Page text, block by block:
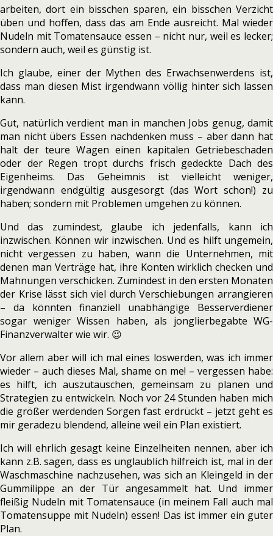
arbeiten, dort ein bisschen sparen, ein bisschen Verzicht
üben und hoffen, dass das am Ende ausreicht. Mal wieder
Nudeln mit Tomatensauce essen – nicht nur, weil es lecker;
sondern auch, weil es günstig ist.
Ich glaube, einer der Mythen des Erwachsenwerdens ist,
dass man diesen Mist irgendwann völlig hinter sich lassen
kann.
Gut, natürlich verdient man in manchen Jobs genug, damit
man nicht übers Essen nachdenken muss – aber dann hat
halt der teure Wagen einen kapitalen Getriebeschaden
oder der Regen tropt durchs frisch gedeckte Dach des
Eigenheims. Das Geheimnis ist vielleicht weniger,
irgendwann endgültig ausgesorgt (das Wort schon!) zu
haben; sondern mit Problemen umgehen zu können.
Und das zumindest, glaube ich jedenfalls, kann ich
inzwischen. Können wir inzwischen. Und es hilft ungemein,
nicht vergessen zu haben, wann die Unternehmen, mit
denen man Verträge hat, ihre Konten wirklich checken und
Mahnungen verschicken. Zumindest in den ersten Monaten
der Krise lässt sich viel durch Verschiebungen arrangieren
– da könnten finanziell unabhängige Besserverdiener
sogar weniger Wissen haben, als jonglierbegabte WG-
Finanzverwalter wie wir. 😉
Vor allem aber will ich mal eines loswerden, was ich immer
wieder – auch dieses Mal, shame on me! – vergessen habe:
es hilft, ich auszutauschen, gemeinsam zu planen und
Strategien zu entwickeln. Noch vor 24 Stunden haben mich
die größer werdenden Sorgen fast erdrückt – jetzt geht es
mir geradezu blendend, alleine weil ein Plan existiert.
Ich will ehrlich gesagt keine Einzelheiten nennen, aber ich
kann z.B. sagen, dass es unglaublich hilfreich ist, mal in der
Waschmaschine nachzusehen, was sich an Kleingeld in der
Gummilippe an der Tür angesammelt hat. Und immer
fleißig Nudeln mit Tomatensauce (in meinem Fall auch mal
Tomatensuppe mit Nudeln) essen! Das ist immer ein guter
Plan.